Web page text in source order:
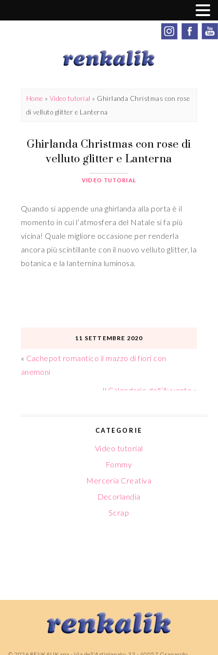
Home » Video tutorial » Ghirlanda Christmas con rose
di velluto glitter e Lanterna
Ghirlanda Christmas con rose di
velluto glitter e Lanterna
VIDEO TUTORIAL
Quando si appende una ghirlanda alla porta è il
momento in cui l’atmosfera del Natale si fa più
vicina! Quale migliore occasione per renderla
ancora più scintillante con il nuovo velluto glitter, la
botanica e la lanternina luminosa.
11 SETTEMBRE 2020
« Cachepot romantico il mazzo di fiori con
anemoni
Il Calendario dell’Avvento »
CATEGORIE
Video tutorial
Fommy
Merceria Creativa
Decorlandia
Scrap